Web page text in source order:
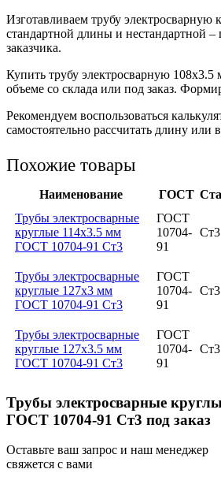
Изготавливаем трубу электросварную
стандартной длины и нестандартной –
заказчика.
Купить трубу электросварную
объеме со склада или под заказ.
Рекомендуем воспользоваться
самостоятельно рассчитать длину или
Похожие товары
Наименование ГОСТ
Трубы электросварные
круглые 114x3.5 мм
ГОСТ 10704-91 Ст3
ГОСТ
10704-
91
Ст3
Трубы электросварные
круглые 127x3 мм
ГОСТ 10704-91 Ст3
ГОСТ
10704-
91
Ст3
Трубы электросварные
круглые 127x3.5 мм
ГОСТ 10704-91 Ст3
ГОСТ
10704-
91
Ст3
Трубы электросварные
ГОСТ 10704-91 Ст3 под заказ
Оставьте ваш запрос и наш менеджер
свяжется с вами